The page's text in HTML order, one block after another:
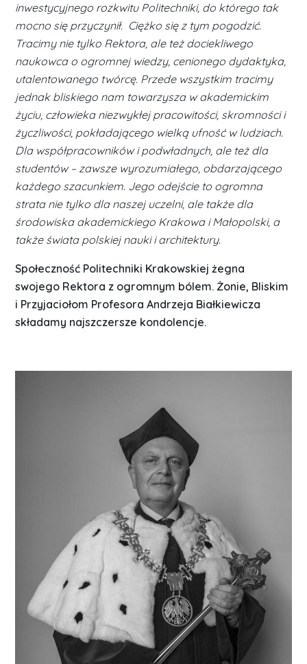
inwestycyjnego rozkwitu Politechniki, do którego tak
mocno się przyczynił. Ciężko się z tym pogodzić.
Tracimy nie tylko Rektora, ale też dociekliwego
naukowca o ogromnej wiedzy, cenionego dydaktyka,
utalentowanego twórcę. Przede wszystkim tracimy
jednak bliskiego nam towarzysza w akademickim
życiu, człowieka niezwykłej pracowitości, skromności i
życzliwości, pokładającego wielką ufność w ludziach.
Dla współpracowników i podwładnych, ale też dla
studentów – zawsze wyrozumiałego, obdarzającego
każdego szacunkiem. Jego odejście to ogromna
strata nie tylko dla naszej uczelni, ale także dla
środowiska akademickiego Krakowa i Małopolski, a
także świata polskiej nauki i architektury.
Społeczność Politechniki Krakowskiej żegna
swojego Rektora z ogromnym bólem. Żonie, Bliskim
i Przyjaciołom Profesora Andrzeja Białkiewicza
składamy najszczersze kondolencje.